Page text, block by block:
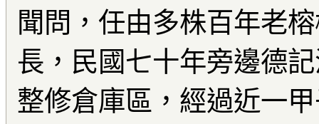
聞問，任由多株百年老
長，民國七十年旁邊德
整修倉庫區，經過近一